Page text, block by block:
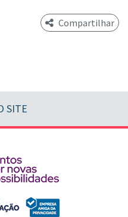
Compartilhar
SITE